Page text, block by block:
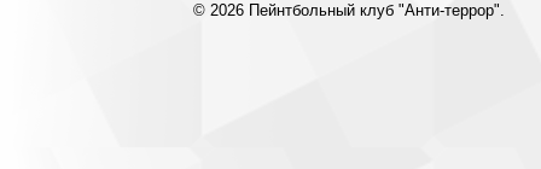
© 2026 Пейнтбольный клуб "Анти-террор".